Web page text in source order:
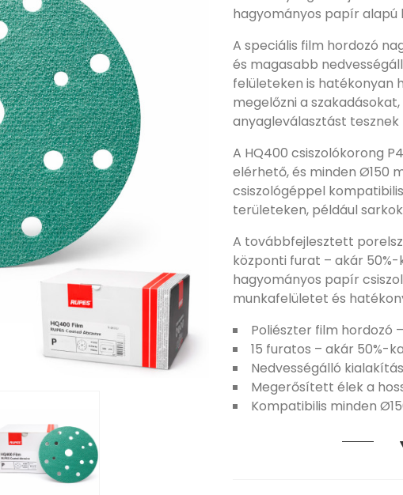
hagyományos papír alapú
A speciális film hordozó
és magasabb
felületeken is hatékonyan
megelőzni a
anyagleválasztást tesznek
A HQ400 csiszolókorong
elérhető, és minden Ø150
csiszológéppel
területeken, például
A továbbfejlesztett
központi furat – akár
hagyományos papír
munkafelületet és
Poliészter film hordozó
15 furatos – akár 50%-
Nedvességálló kialakítás
Megerősített élek a
Kompatibilis minden